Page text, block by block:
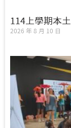
114上學期本
2026 年 8 月 10 日